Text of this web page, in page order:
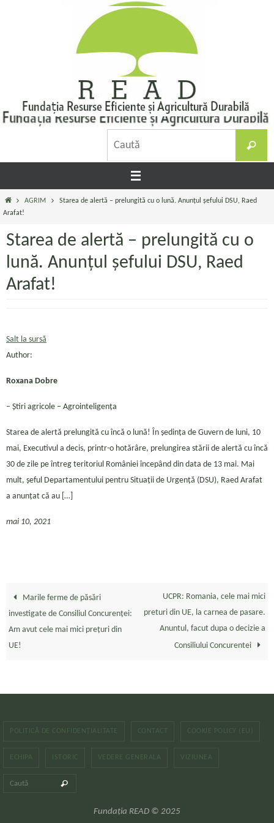
Caută
Prima
pagină
AGRIM
Starea de alertă – prelungită cu o lună. Anunțul șefului DSU, Raed
Arafat!
Starea de alertă – prelungită cu o
lună. Anunțul șefului DSU, Raed
Arafat!
Salt la sursă
Author:
Roxana Dobre
– Ştiri agricole – Agrointeligența
Starea de alertă prelungită cu încă o lună! În ședința de Guvern de luni, 10
mai, Executivul a decis, printr-o hotărâre, prelungirea stării de alertă cu încă
30 de zile pe întreg teritoriul României începând din data de 13 mai. Mai
mult, șeful Departamentului pentru Situații de Urgență (DSU), Raed Arafat
a anunțat că au […]
mai 10, 2021
Marile ferme de păsări
investigate de Consiliul Concurenței:
Am avut cele mai mici prețuri din
UE!
UCPR: Romania, cele mai mici
preturi din UE, la carnea de pasare.
Anuntul, facut dupa o decizie a
Consiliului Concurentei
POLITICĂ DE CONFIDENȚIALITATE CONTACT COOKIE POLICY (EU)
ECHIPA ISTORIC VEDERE GENERALA VIZIUNEA
Caută
Fundația READ © 2025